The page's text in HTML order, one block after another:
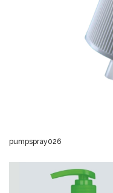
pumpspray026